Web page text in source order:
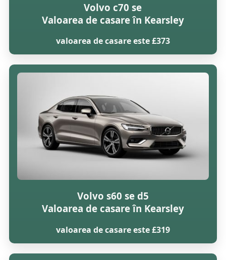
Volvo c70 se
Valoarea de casare în Kearsley
valoarea de casare este £373
Volvo s60 se d5
Valoarea de casare în Kearsley
valoarea de casare este £319